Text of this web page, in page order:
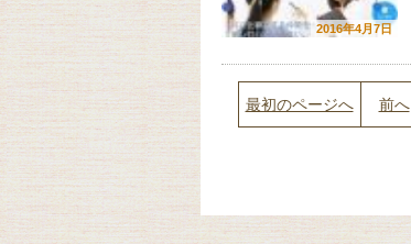
2016年4月7日
最初のページへ 前へ